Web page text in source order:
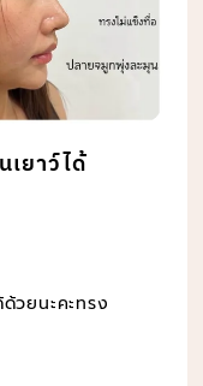
ยาว์ได้
วยนะคะทรง